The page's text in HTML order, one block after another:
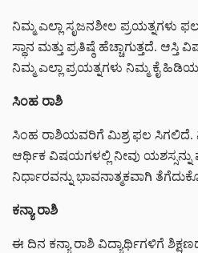
ನಿಮ್ಮ ಎಲ್ಲಾ ಸೃಜನಶೀಲ ಪ್ರಯತ್ನಗಳು
ಸ್ಥಾನ ಮತ್ತು ಪ್ರತಿಷ್ಠೆ ಹೆಚ್ಚಾಗುತ್ತದೆ.
ನಿಮ್ಮ ಎಲ್ಲಾ ಪ್ರಯತ್ನಗಳು ನಿಮ್ಮ ಕೈ
ಸಿಂಹ ರಾಶಿ
ಸಿಂಹ ರಾಶಿಯವರಿಗೆ ಮಿಶ್ರ ಫಲ ಸಿಗಲಿದೆ.
ಆರ್ಥಿಕ ವಿಷಯಗಳಲ್ಲಿ ನೀವು ಯಶಸ್ಸನ್ನು
ನಿರ್ಧಾರವನ್ನು ಭಾವನಾತ್ಮಕವಾಗಿ
ಕನ್ಯಾ ರಾಶಿ
ಈ ದಿನ ಕನ್ಯಾ ರಾಶಿ ವಿದ್ಯಾರ್ಥಿಗಳಿಗೆ